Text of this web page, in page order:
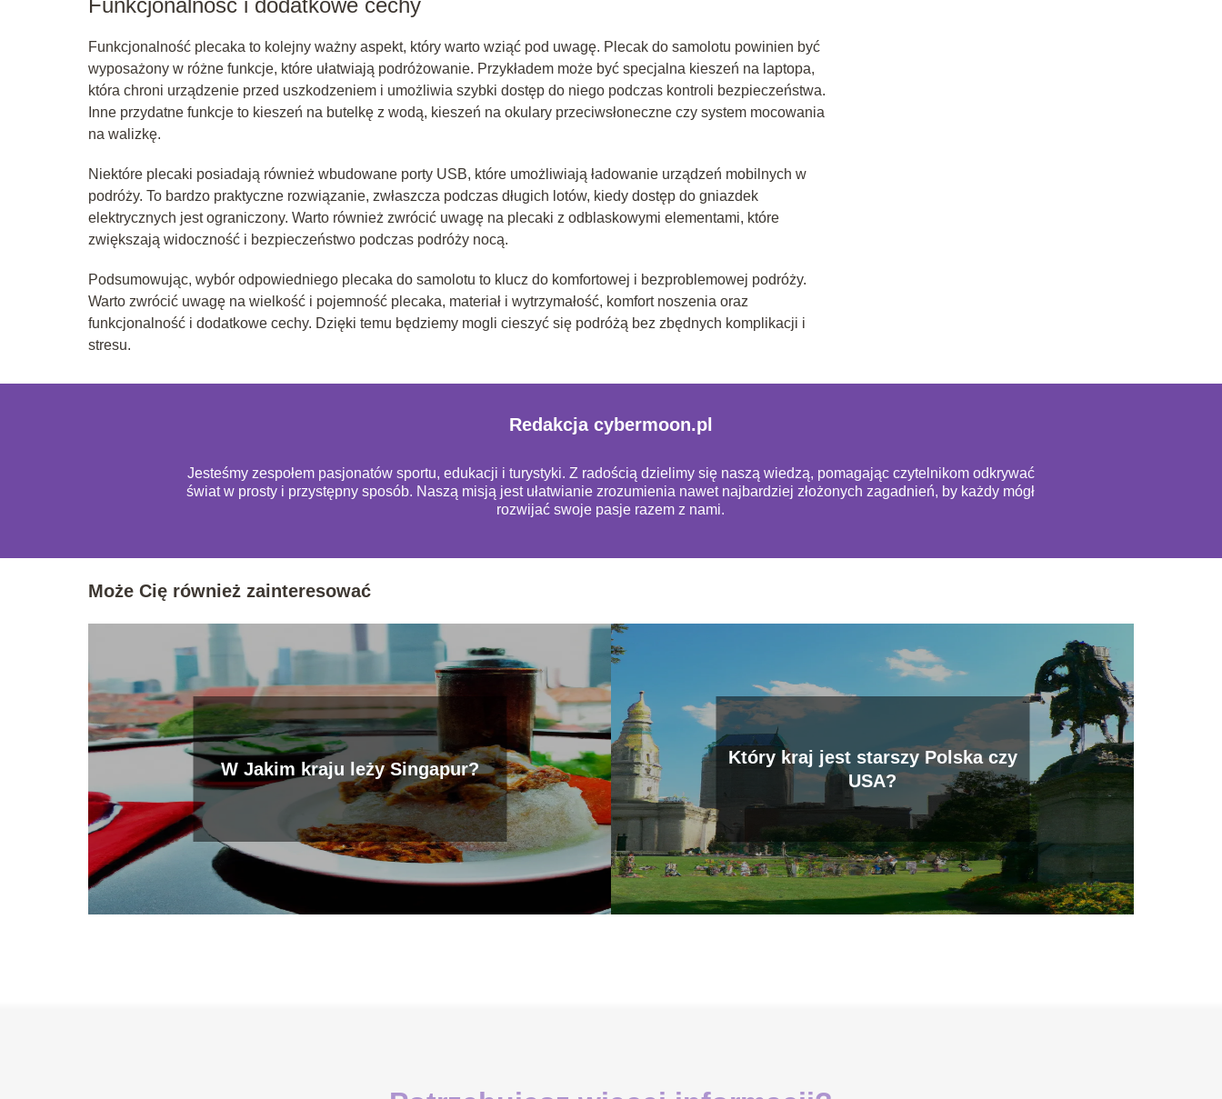
Funkcjonalność plecaka to kolejny ważny aspekt, który warto wziąć pod uwagę. Plecak do samolotu powinien być
wyposażony w różne funkcje, które ułatwiają podróżowanie. Przykładem może być specjalna kieszeń na laptopa,
która chroni urządzenie przed uszkodzeniem i umożliwia szybki dostęp do niego podczas kontroli bezpieczeństwa.
Inne przydatne funkcje to kieszeń na butelkę z wodą, kieszeń na okulary przeciwsłoneczne czy system mocowania
na walizkę.
Niektóre plecaki posiadają również wbudowane porty USB, które umożliwiają ładowanie urządzeń mobilnych w
podróży. To bardzo praktyczne rozwiązanie, zwłaszcza podczas długich lotów, kiedy dostęp do gniazdek
elektrycznych jest ograniczony. Warto również zwrócić uwagę na plecaki z odblaskowymi elementami, które
zwiększają widoczność i bezpieczeństwo podczas podróży nocą.
Podsumowując, wybór odpowiedniego plecaka do samolotu to klucz do komfortowej i bezproblemowej podróży.
Warto zwrócić uwagę na wielkość i pojemność plecaka, materiał i wytrzymałość, komfort noszenia oraz
funkcjonalność i dodatkowe cechy. Dzięki temu będziemy mogli cieszyć się podróżą bez zbędnych komplikacji i
stresu.
Redakcja cybermoon.pl
Jesteśmy zespołem pasjonatów sportu, edukacji i turystyki. Z radością dzielimy się naszą wiedzą, pomagając czytelnikom odkrywać
świat w prosty i przystępny sposób. Naszą misją jest ułatwianie zrozumienia nawet najbardziej złożonych zagadnień, by każdy mógł
rozwijać swoje pasje razem z nami.
Może Cię również zainteresować
W Jakim kraju leży Singapur?
Który kraj jest starszy Polska czy
USA?